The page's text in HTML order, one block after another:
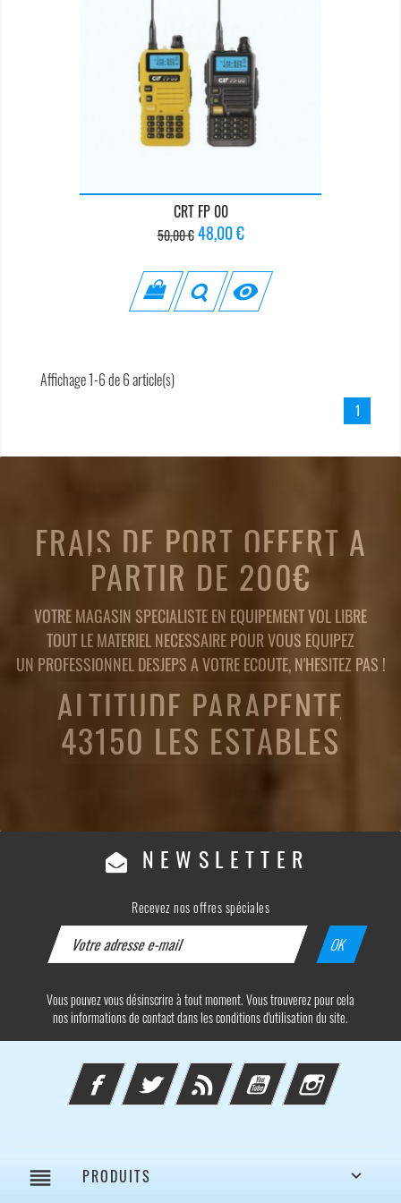
CRT FP 00
Prix
de
base
50,00 € Prix
48,00 €

Affichage 1-6 de 6 article(s)
1
FRAIS DE PORT OFFERT A
PARTIR DE 200€
VOTRE MAGASIN SPECIALISTE EN EQUIPEMENT VOL LIBRE
TOUT LE MATERIEL NECESSAIRE POUR VOUS EQUIPEZ
UN PROFESSIONNEL DESJEPS A VOTRE ECOUTE, N'HESITEZ PAS !
ALTITUDE PARAPENTE
43150 LES ESTABLES
NEWSLETTER
Recevez nos offres spéciales
Vous pouvez vous désinscrire à tout moment. Vous trouverez pour cela
nos informations de contact dans les conditions d'utilisation du site.
FacebookTwitter Rss YouTube Instagram
reorder PRODUITS 